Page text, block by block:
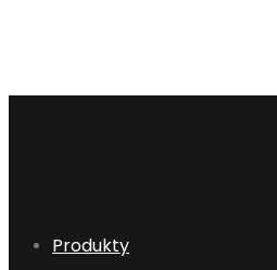
Produkty